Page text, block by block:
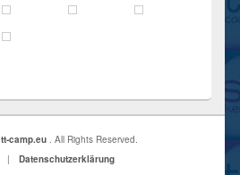
tt-camp.eu . All Rights Reserved.
| Datenschutzerklärung